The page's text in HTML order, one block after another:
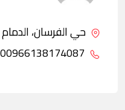
حي الفرسان، الدمام 32333